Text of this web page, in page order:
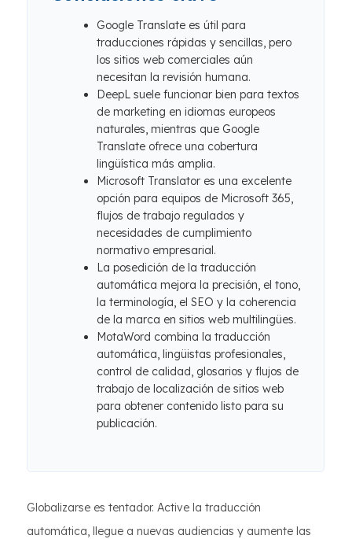
Google Translate es útil para
traducciones rápidas y sencillas, pero
los sitios web comerciales aún
necesitan la revisión humana.
DeepL suele funcionar bien para textos
de marketing en idiomas europeos
naturales, mientras que Google
Translate ofrece una cobertura
lingüística más amplia.
Microsoft Translator es una excelente
opción para equipos de Microsoft 365,
flujos de trabajo regulados y
necesidades de cumplimiento
normativo empresarial.
La posedición de la traducción
automática mejora la precisión, el tono,
la terminología, el SEO y la coherencia
de la marca en sitios web multilingües.
MotaWord combina la traducción
automática, lingüistas profesionales,
control de calidad, glosarios y flujos de
trabajo de localización de sitios web
para obtener contenido listo para su
publicación.
Globalizarse es tentador. Active la traducción
automática, llegue a nuevas audiencias y aumente las